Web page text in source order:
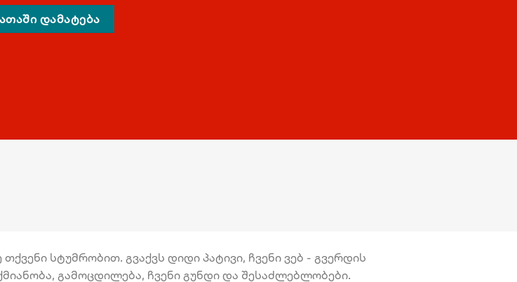
ᲓᲐᲛᲐᲢᲔᲑᲐ
სტუმრობით. გვაქვს დიდი პატივი, ჩვენი ვებ - გვერდის
გამოცდილება, ჩვენი გუნდი და შესაძლებლობები.